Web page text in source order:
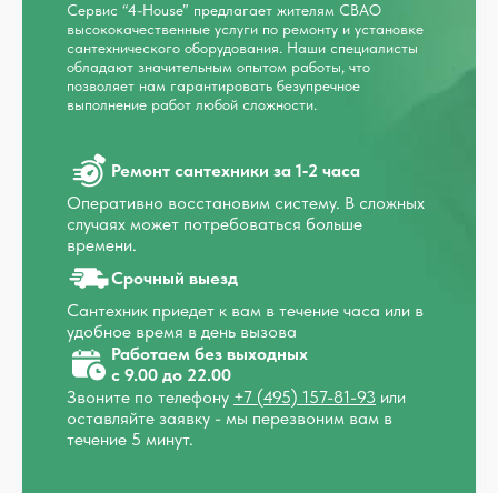
Сервис “4-House” предлагает жителям СВАО
высококачественные услуги по ремонту и установке
сантехнического оборудования. Наши специалисты
обладают значительным опытом работы, что
позволяет нам гарантировать безупречное
выполнение работ любой сложности.
Ремонт сантехники за 1‑2 часа
Оперативно восстановим систему. В сложных
случаях может потребоваться больше
времени.
Срочный выезд
Сантехник приедет к вам в течение часа или в
удобное время в день вызова
Работаем без выходных
с 9.00 до 22.00
Звоните по телефону +7 (495) 157-81-93 или
оставляйте заявку - мы перезвоним вам в
течение 5 минут.